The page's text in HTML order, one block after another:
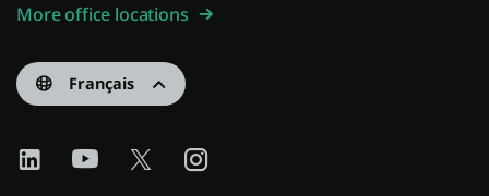
More office locations
Français